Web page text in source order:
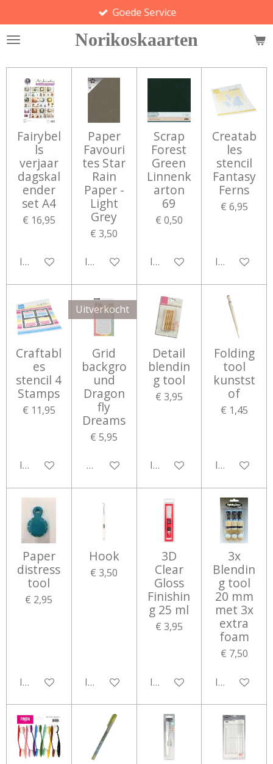
direct
naar
hoofdinhoud
Norikoskaarten
Goede Service
Fairybel
ls
verjaar
dagskal
ender
set A4
€ 16,95
In winkelwagen
Paper
Favouri
tes Star
Rain
Paper -
Light
Grey
€ 3,50
In winkelwagen
Scrap
Forest
Green
Linnenk
arton
69
€ 0,50
In winkelwagen
Creatab
les
stencil
Fantasy
Ferns
€ 6,95
In
Craftabl
es
stencil 4
Stamps
€ 11,95
In winkelwagen
Uitverkocht
Grid
backgro
und
Dragon
fly
Dreams
€ 5,95
Houd mij op de hoogte
Detail
blendin
g tool
€ 3,95
In winkelwagen
Folding
tool
kunstst
of
€ 1,45
In
Paper
distress
tool
€ 2,95
In winkelwagen
Hook
€ 3,50
In winkelwagen
3D
Clear
Gloss
Finishin
g 25 ml
€ 3,95
In winkelwagen
3x
Blendin
g tool
20 mm
met 3x
extra
foam
€ 7,50
In